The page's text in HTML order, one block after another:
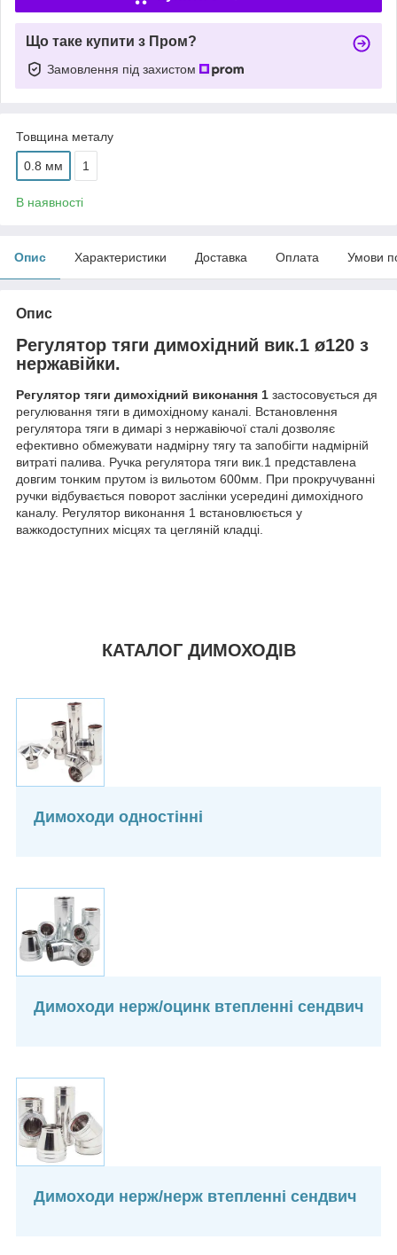
Що таке купити з Пром?
Замовлення під захистом
Товщина металу
0.8 мм 1
В наявності
Опис Характеристики Доставка Оплата Умови
Опис
Регулятор тяги димохідний вик.1 ø120 з
нержавійки.
Регулятор тяги димохідний виконання 1 застосовується дя
регулювання тяги в димохідному каналі. Встановлення
регулятора тяги в димарі з нержавіючої сталі дозволяє
ефективно обмежувати надмірну тягу та запобігти надмірній
витраті палива. Ручка регулятора тяги вик.1 представлена
довгим тонким прутом із вильотом 600мм. При прокручуванні
ручки відбувається поворот заслінки усередині димохідного
каналу. Регулятор виконання 1 встановлюється у
важкодоступних місцях та цегляній кладці.
КАТАЛОГ ДИМОХОДІВ
Димоходи одностінні
Димоходи нерж/оцинк втепленні сендвич
Димоходи нерж/нерж втепленні сендвич